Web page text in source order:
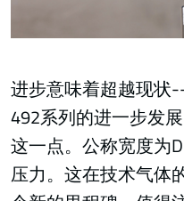
进步意味着超越现状
492系列的进一步发
这一点。公称宽度为
压力。这在技术气体